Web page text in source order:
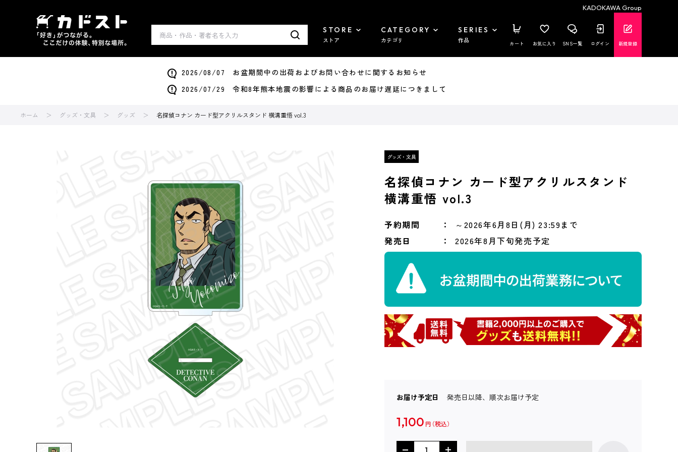
KADOKAWA Group
STORE
ストア
CATEGORY
カテゴリ
SERIES
作品 カート お気に入り SNS一覧 ログイン 新規登録
2026/08/07 お盆期間中の出荷およびお問い合わせに関するお知らせ
2026/07/29 令和8年熊本地震の影響による商品のお届け遅延につきまして
ホーム グッズ・文具 グッズ 名探偵コナン カード型アクリルスタンド 横溝重悟 vol.3
名探偵コナン カード型アクリルスタンド
横溝重悟 vol.3
予約期間
～2026年6月8日(月) 23:59まで
発売日
2026年8月下旬発売予定
お届け予定日 発売日以降、順次お届け予定
1,100 円